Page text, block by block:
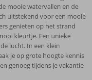
mooie watervallen en de
uitstekend voor een mooie
genieten op het strand
kleurtje. Een unieke
lucht. In een klein
je op grote hoogte kennis
genoeg tijdens je vakantie